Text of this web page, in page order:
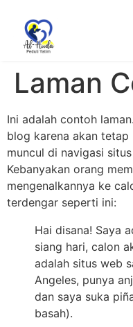
Laman
Ini adalah contoh
blog karena akan
muncul di navigasi
Kebanyakan orang
mengenalkannya ke
terdengar seperti ini:
Hai disana! Saya
siang hari, calon
adalah situs web
Angeles, punya
dan saya suka
basah).